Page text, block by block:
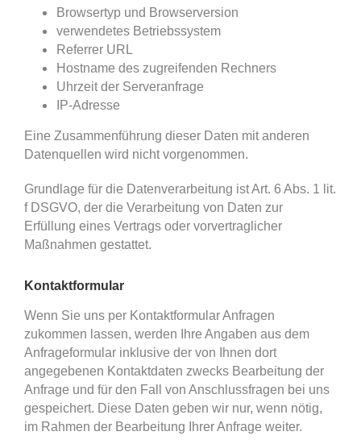
Browsertyp und Browserversion
verwendetes Betriebssystem
Referrer URL
Hostname des zugreifenden Rechners
Uhrzeit der Serveranfrage
IP-Adresse
Eine Zusammenführung dieser Daten mit anderen
Datenquellen wird nicht vorgenommen.
Grundlage für die Datenverarbeitung ist Art. 6 Abs. 1 lit.
f DSGVO, der die Verarbeitung von Daten zur
Erfüllung eines Vertrags oder vorvertraglicher
Maßnahmen gestattet.
Kontaktformular
Wenn Sie uns per Kontaktformular Anfragen
zukommen lassen, werden Ihre Angaben aus dem
Anfrageformular inklusive der von Ihnen dort
angegebenen Kontaktdaten zwecks Bearbeitung der
Anfrage und für den Fall von Anschlussfragen bei uns
gespeichert. Diese Daten geben wir nur, wenn nötig,
im Rahmen der Bearbeitung Ihrer Anfrage weiter.